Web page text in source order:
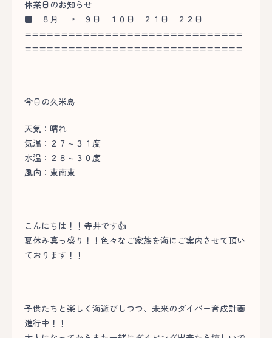
休業日のお知らせ
■ ８月 → ９日 １０日 ２１日 ２２日
==============================
==============================
今日の久米島
天気：晴れ
気温：２７～３１度
水温：２８～３０度
風向：東南東
こんにちは！！寺井です👍
夏休み真っ盛り！！色々なご家族を海にご案内させて頂い
ております！！
子供たちと楽しく海遊びしつつ、未来のダイバー育成計画
進行中！！